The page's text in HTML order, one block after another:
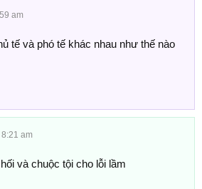
am
tế và phó tế khác nhau như thế nào
am
và chuộc tội cho lỗi lầm